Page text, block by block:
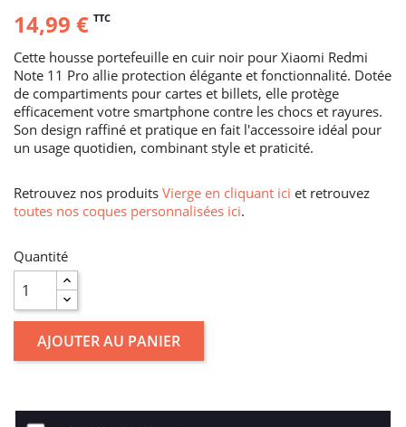
14,99 € TTC
Cette housse portefeuille en cuir noir pour Xiaomi Redmi
Note 11 Pro allie protection élégante et fonctionnalité. Dotée
de compartiments pour cartes et billets, elle protège
efficacement votre smartphone contre les chocs et rayures.
Son design raffiné et pratique en fait l'accessoire idéal pour
un usage quotidien, combinant style et praticité.
Retrouvez nos produits Vierge en cliquant ici et retrouvez
toutes nos coques personnalisées ici.
Quantité
AJOUTER AU PANIER